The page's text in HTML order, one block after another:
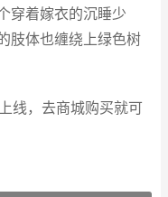
穿着嫁衣的沉睡少
肢体也缠绕上绿色树
线，去商城购买就可